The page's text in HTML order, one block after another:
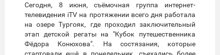
Сегодня, 8 июня, съёмочная группа интернет-
телевидения iTV на протяжении всего дня работала
на озере Тургояк, где проходил заключительный
этап детской регаты на "Кубок путешественника
Фёдора Конюхова". На состязания, которые